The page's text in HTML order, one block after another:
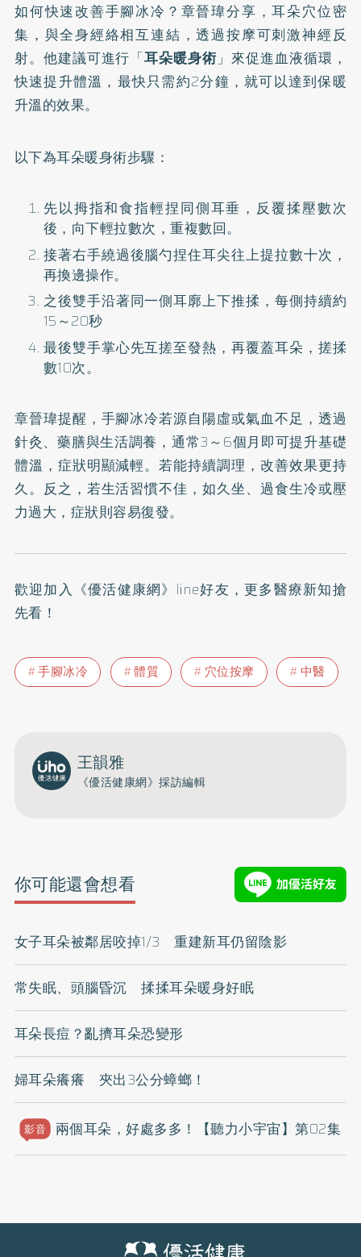
如何快速改善手腳冰冷？章晉瑋分享，耳朵穴位密
集，與全身經絡相互連結，透過按摩可刺激神經反
射。他建議可進行「耳朵暖身術」來促進血液循環，
快速提升體溫，最快只需約2分鐘，就可以達到保暖
升溫的效果。
以下為耳朵暖身術步驟：
先以拇指和食指輕捏同側耳垂，反覆揉壓數次
後，向下輕拉數次，重複數回。
接著右手繞過後腦勺捏住耳尖往上提拉數十次，
再換邊操作。
之後雙手沿著同一側耳廓上下推揉，每側持續約
15～20秒
最後雙手掌心先互搓至發熱，再覆蓋耳朵，搓揉
數10次。
章晉瑋提醒，手腳冰冷若源自陽虛或氣血不足，透過
針灸、藥膳與生活調養，通常3～6個月即可提升基礎
體溫，症狀明顯減輕。若能持續調理，改善效果更持
久。反之，若生活習慣不佳，如久坐、過食生冷或壓
力過大，症狀則容易復發。
歡迎加入 《優活健康網》line好友 ，更多醫療新知搶
先看！
手腳冰冷 體質 穴位按摩 中醫
王韻雅
《優活健康網》採訪編輯
你可能還會想看
女子耳朵被鄰居咬掉1/3 重建新耳仍留陰影
常失眠、頭腦昏沉 揉揉耳朵暖身好眠
耳朵長痘？亂擠耳朵恐變形
婦耳朵癢癢 夾出3公分蟑螂！
影音 兩個耳朵，好處多多！【聽力小宇宙】第02集